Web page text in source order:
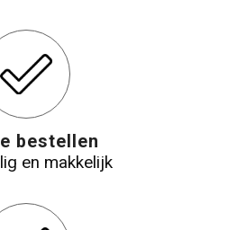
bestellen
en makkelijk